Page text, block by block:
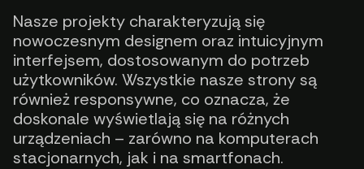
Nasze projekty charakteryzują się
nowoczesnym designem oraz intuicyjnym
interfejsem, dostosowanym do potrzeb
użytkowników. Wszystkie nasze strony są
również responsywne, co oznacza, że
doskonale wyświetlają się na różnych
urządzeniach – zarówno na komputerach
stacjonarnych, jak i na smartfonach.